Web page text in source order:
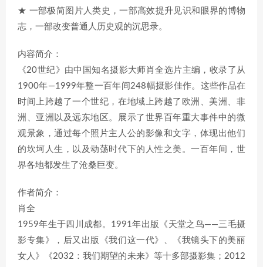
★ 一部极简图片人类史，一部高效提升见识和眼界的博物
志，一部改变普通人历史观的沉思录。
内容简介：
《20世纪》由中国知名摄影大师肖全选片主编，收录了从
1900年—1999年整一百年间248幅摄影佳作。这些作品在
时间上跨越了一个世纪，在地域上跨越了欧洲、美洲、非
洲、亚洲以及远东地区。展示了世界百年重大事件中的微
观景象，通过每个照片主人公的影像和文字，体现出他们
的坎坷人生，以及动荡时代下的人性之美。一百年间，世
界各地都发生了沧桑巨变。
作者简介：
肖全
1959年生于四川成都。1991年出版《天堂之鸟——三毛摄
影专集》，后又出版《我们这一代》、《我镜头下的美丽
女人》《2032：我们期望的未来》等十多部摄影集；2012